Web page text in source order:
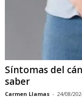
Síntomas del
saber
Carmen Llamas - 24/08/